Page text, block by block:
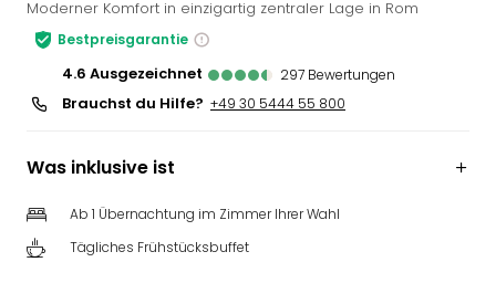
Moderner Komfort in einzigartig zentraler Lage in Rom
Bestpreisgarantie
4.6 ausgezeichnet 297 Bewertungen
Brauchst du Hilfe? +49 30 5444 55 800
Was inklusive ist
Ab 1 Übernachtung im Zimmer Ihrer Wahl
Tägliches Frühstücksbuffet